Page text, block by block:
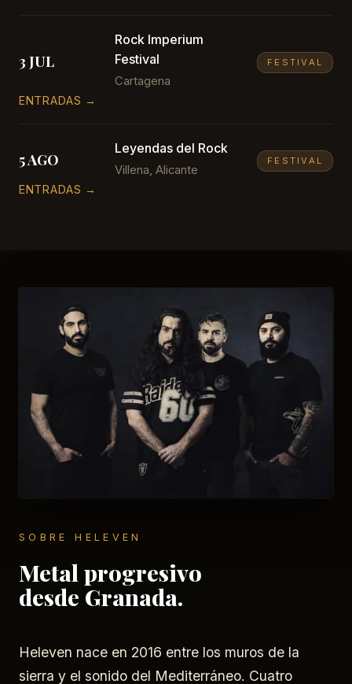
3 JUL
Rock Imperium
Festival
Cartagena
FESTIVAL
ENTRADAS →
5 AGO
Leyendas del Rock
Villena, Alicante
FESTIVAL
ENTRADAS →
SOBRE HELEVEN
Metal progresivo
desde Granada.
Heleven nace en 2016 entre los muros de la
sierra y el sonido del Mediterráneo. Cuatro